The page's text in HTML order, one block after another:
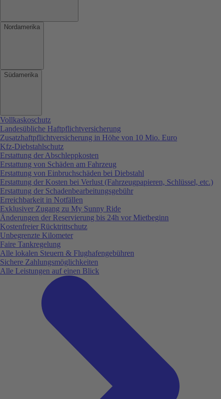
Nordamerika
Südamerika
Vollkaskoschutz
Landesübliche Haftpflichtversicherung
Zusatzhaftpflichtversicherung in Höhe von 10 Mio. Euro
Kfz-Diebstahlschutz
Erstattung der Abschleppkosten
Erstattung von Schäden am Fahrzeug
Erstattung von Einbruchschäden bei Diebstahl
Erstattung der Kosten bei Verlust (Fahrzeugpapieren, Schlüssel, etc.)
Erstattung der Schadenbearbeitungsgebühr
Erreichbarkeit in Notfällen
Exklusiver Zugang zu My Sunny Ride
Änderungen der Reservierung bis 24h vor Mietbeginn
Kostenfreier Rücktrittschutz
Unbegrenzte Kilometer
Faire Tankregelung
Alle lokalen Steuern & Flughafengebühren
Sichere Zahlungsmöglichkeiten
Alle Leistungen auf einen Blick